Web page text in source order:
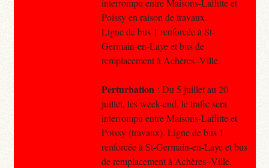
interrompu entre Maisons-Laffitte et
Poissy en raison de travaux.
Ligne de bus 1 renforcée à St-
Germain-en-Laye et bus de
remplacement à Achères–Ville.
Perturbation : Du 5 juillet au 20
juillet, les week-end, le trafic sera
interrompu entre Maisons-Laffitte et
Poissy (travaux). Ligne de bus 1
renforcée à St-Germain-en-Laye et bus
de remplacement à Achères–Ville.